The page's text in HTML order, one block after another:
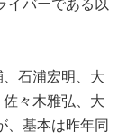
イバーである以
石浦宏明、大
々木雅弘、大
、基本は昨年同